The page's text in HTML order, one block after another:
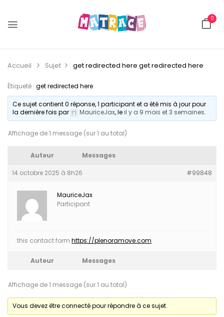
0
Accueil Sujet get redirected here get redirected here
Étiqueté : get redirected here
Ce sujet contient 0 réponse, 1 participant et a été mis à jour pour
la dernière fois par
MauriceJax, leil y a 9 mois et 3 semaines.
Affichage de 1 message (sur 1 au total)
Auteur Messages
14 octobre 2025 à 8h26 #99848
MauriceJax
Participant
this contact form https://plenoramove.com
Auteur Messages
Affichage de 1 message (sur 1 au total)
Vous devez être connecté pour répondre à ce sujet.